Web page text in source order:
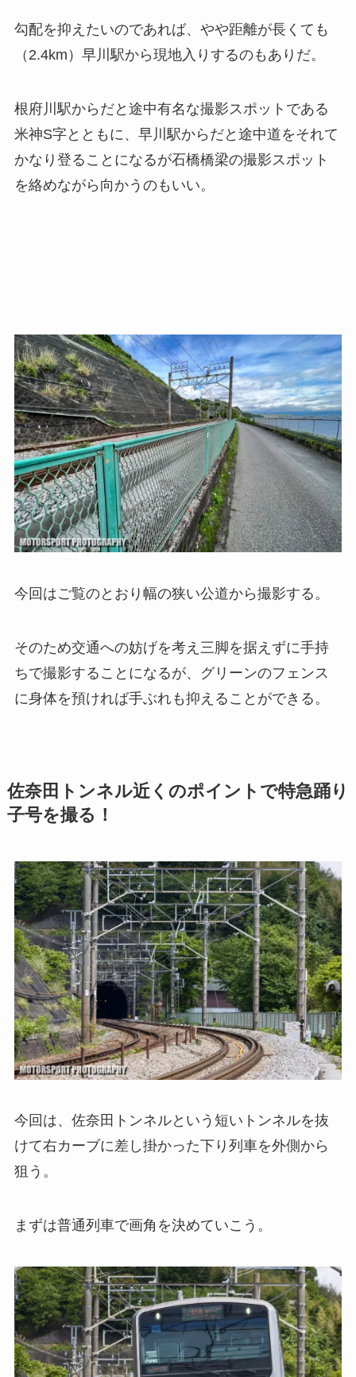
勾配を抑えたいのであれば、やや距離が長くても
（2.4km）早川駅から現地入りするのもありだ。
根府川駅からだと途中有名な撮影スポットである
米神S字とともに、早川駅からだと途中道をそれて
かなり登ることになるが石橋橋梁の撮影スポット
を絡めながら向かうのもいい。
今回はご覧のとおり幅の狭い公道から撮影する。
そのため交通への妨げを考え三脚を据えずに手持
ちで撮影することになるが、グリーンのフェンス
に身体を預ければ手ぶれも抑えることができる。
佐奈田トンネル近くのポイントで特急踊り
子号を撮る！
今回は、佐奈田トンネルという短いトンネルを抜
けて右カーブに差し掛かった下り列車を外側から
狙う。
まずは普通列車で画角を決めていこう。